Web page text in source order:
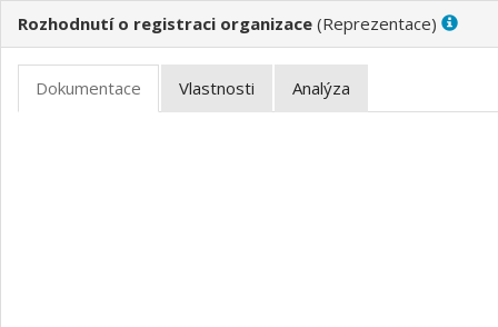
Rozhodnutí o registraci organizace ( )